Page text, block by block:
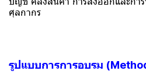
ศุลกากร
รูปแบบการการอบรม